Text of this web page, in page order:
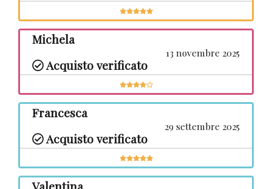
Eventi
Download
Recensioni
Michela
13 novembre 2025
Acquisto verificato
Francesca
29 settembre 2025
Acquisto verificato